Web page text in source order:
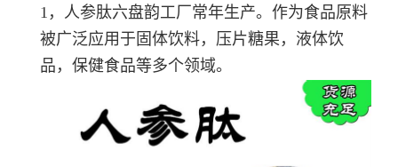
1，人参肽六盘韵工厂常年生产。 作为食品原料
被广泛应用于固体饮料，压片糖果，液体饮
品，保健食品等多个领域。